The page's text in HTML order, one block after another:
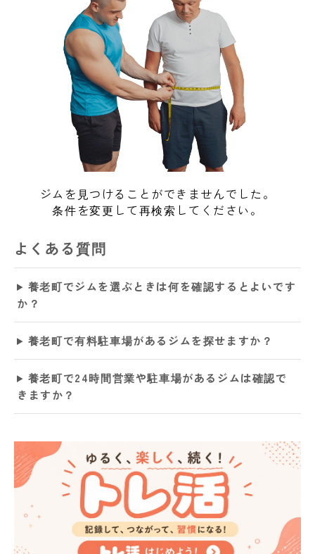
ジムを見つけることができませんでした。
条件を変更して再検索してください。
よくある質問
養老町でジムを選ぶときは何を確認するとよいです
か？
養老町で有料駐車場があるジムを探せますか？
養老町で24時間営業や駐車場があるジムは確認で
きますか？